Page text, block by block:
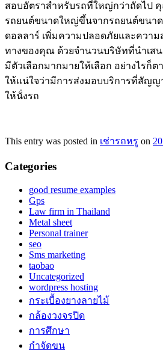
สอบอัตราสำหรับรถที่ใหญ่กว่าถัดไป
รถยนต์ขนาดใหญ่ขึ้นจากรถยนต์ขนาด
ดอลลาร์ เพิ่มความปลอดภัยและความ
ทางของคุณ ด้วยจำนวนบริษัทที่นำเสน
มีตัวเลือกมากมายให้เลือก อย่างไรก็
ให้แน่ใจว่ามีการส่งมอบบริการที่สัญญ
ให้นั่งรถ
This entry was posted in เช่ารถหรู on
Categories
good resume examples
Gps
Law firm in Thailand
Metal sheet
Personal trainer
seo
Sms marketing
taobao
Uncategorized
wordpress hosting
กระเบื้องยางลายไม้
กล้องวงจรปิด
การศึกษา
กำจัดขน